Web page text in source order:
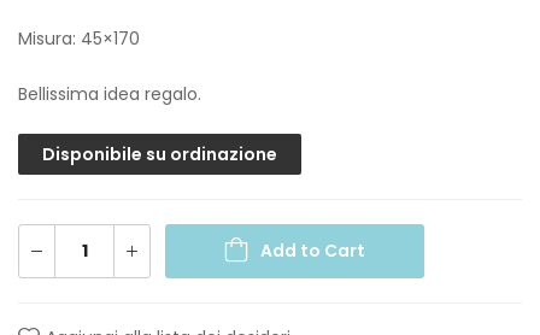
Misura: 45×170
Bellissima idea regalo.
Disponibile su ordinazione
Add to Cart